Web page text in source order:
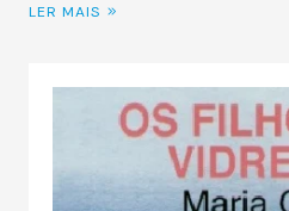
LER MAIS